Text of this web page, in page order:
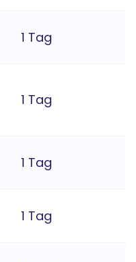
1 Tag
1 Tag
1 Tag
1 Tag